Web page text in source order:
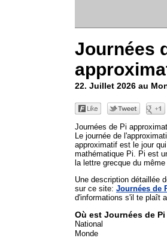
Journées
22. Juillet 2026 au
Journées de Pi
Le journée de
approximatif est le jour
mathématique Pi. Pi est
la lettre grecque du même
Une description détaillée
sur ce site: Journées de
d'informations s'il te plaît
Où est Journées de
National
Monde